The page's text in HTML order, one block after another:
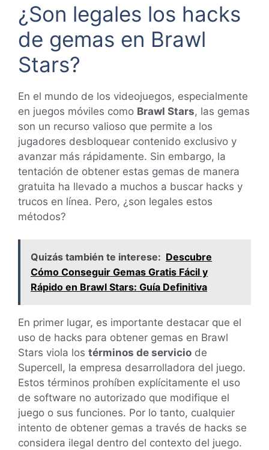
¿Son legales los hacks
de gemas en Brawl
Stars?
En el mundo de los videojuegos, especialmente
en juegos móviles como Brawl Stars, las gemas
son un recurso valioso que permite a los
jugadores desbloquear contenido exclusivo y
avanzar más rápidamente. Sin embargo, la
tentación de obtener estas gemas de manera
gratuita ha llevado a muchos a buscar hacks y
trucos en línea. Pero, ¿son legales estos
métodos?
Quizás también te interese: Descubre
Cómo Conseguir Gemas Gratis Fácil y
Rápido en Brawl Stars: Guía Definitiva
En primer lugar, es importante destacar que el
uso de hacks para obtener gemas en Brawl
Stars viola los términos de servicio de
Supercell, la empresa desarrolladora del juego.
Estos términos prohíben explícitamente el uso
de software no autorizado que modifique el
juego o sus funciones. Por lo tanto, cualquier
intento de obtener gemas a través de hacks se
considera ilegal dentro del contexto del juego.